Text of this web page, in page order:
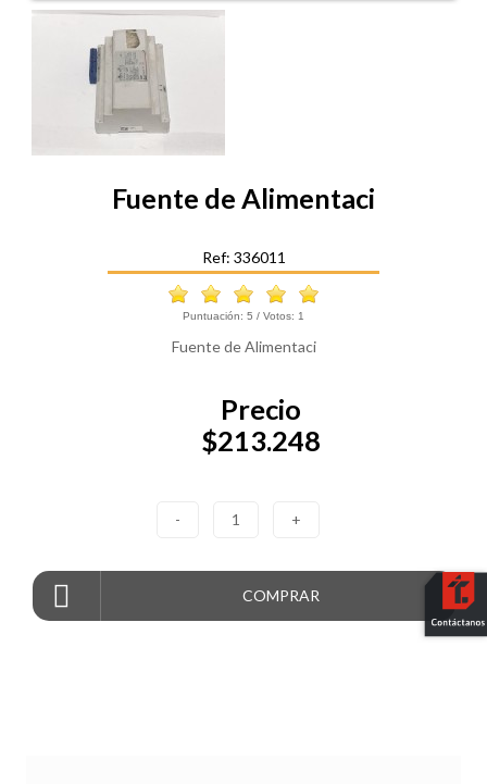
Fuente de Alimentaci
Ref: 336011
Puntuación: 5 / Votos: 1
Fuente de Alimentaci
Precio
$213.248
- 1 +
COMPRAR